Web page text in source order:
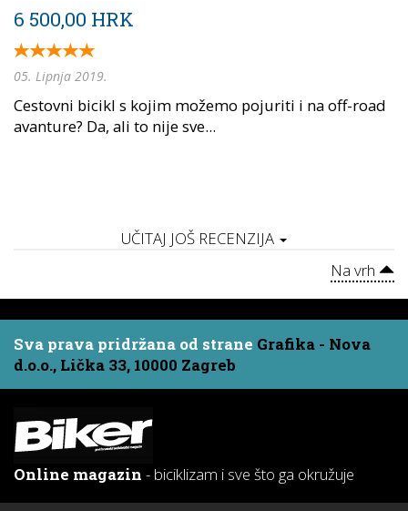
6 500,00 HRK
05. Lipnja 2019.
Cestovni bicikl s kojim možemo pojuriti i na off-road
avanture? Da, ali to nije sve...
UČITAJ JOŠ RECENZIJA
Na vrh
Sva prava pridržana od strane Grafika - Nova
d.o.o., Lička 33, 10000 Zagreb
Online magazin - biciklizam i sve što ga okružuje